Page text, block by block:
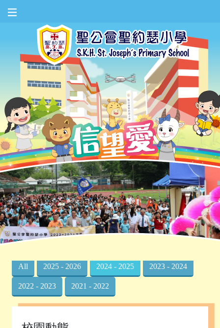
All 2025 - 2026 2024 - 2025 2023 - 2024
2022 - 2023 2021 - 2022